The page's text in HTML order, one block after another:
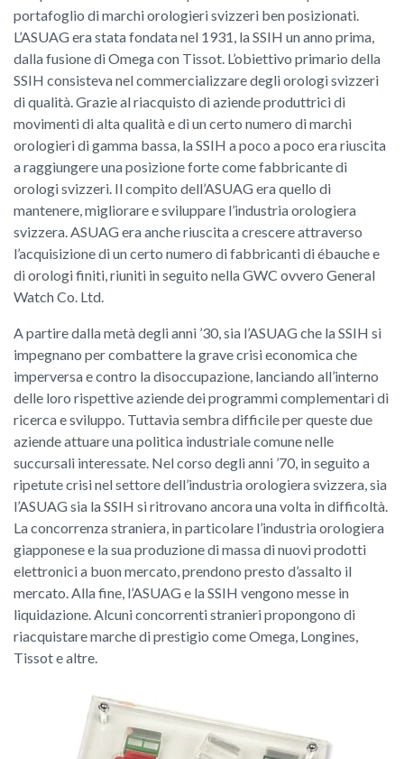
portafoglio di marchi orologieri svizzeri ben posizionati.
L’ASUAG era stata fondata nel 1931, la SSIH un anno prima,
dalla fusione di Omega con Tissot. L’obiettivo primario della
SSIH consisteva nel commercializzare degli orologi svizzeri
di qualità. Grazie al riacquisto di aziende produttrici di
movimenti di alta qualità e di un certo numero di marchi
orologieri di gamma bassa, la SSIH a poco a poco era riuscita
a raggiungere una posizione forte come fabbricante di
orologi svizzeri. Il compito dell’ASUAG era quello di
mantenere, migliorare e sviluppare l’industria orologiera
svizzera. ASUAG era anche riuscita a crescere attraverso
l’acquisizione di un certo numero di fabbricanti di ébauche e
di orologi finiti, riuniti in seguito nella GWC ovvero General
Watch Co. Ltd.
A partire dalla metà degli anni ’30, sia l’ASUAG che la SSIH si
impegnano per combattere la grave crisi economica che
imperversa e contro la disoccupazione, lanciando all’interno
delle loro rispettive aziende dei programmi complementari di
ricerca e sviluppo. Tuttavia sembra difficile per queste due
aziende attuare una politica industriale comune nelle
succursali interessate. Nel corso degli anni ’70, in seguito a
ripetute crisi nel settore dell’industria orologiera svizzera, sia
l’ASUAG sia la SSIH si ritrovano ancora una volta in difficoltà.
La concorrenza straniera, in particolare l’industria orologiera
giapponese e la sua produzione di massa di nuovi prodotti
elettronici a buon mercato, prendono presto d’assalto il
mercato. Alla fine, l’ASUAG e la SSIH vengono messe in
liquidazione. Alcuni concorrenti stranieri propongono di
riacquistare marche di prestigio come Omega, Longines,
Tissot e altre.